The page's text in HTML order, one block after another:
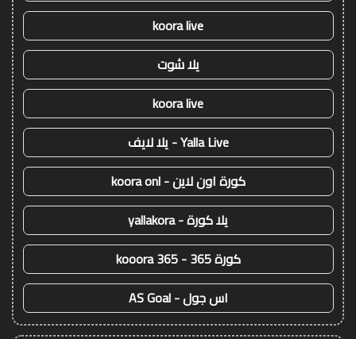
koora live
يلا شوت
koora live
Yalla Live - يلا لايف
كورة اون لاين - koora onl
يلا كورة - yallakora
كورة 365 - kooora 365
اس جول - AS Goal